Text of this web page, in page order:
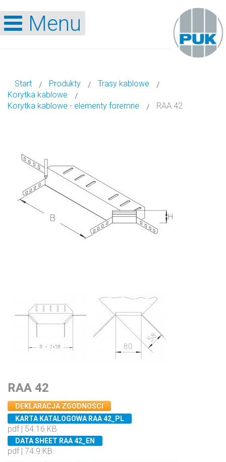
Menu
Start Produkty
Trasy kablowe
Korytka kablowe
Korytka kablowe - elementy foremne
RAA 42
RAA 42
DEKLARACJA ZGODNOŚCI
KARTA KATALOGOWA RAA 42_PL
pdf | 54.16 KB
DATA SHEET RAA 42_EN
pdf | 74.9 KB